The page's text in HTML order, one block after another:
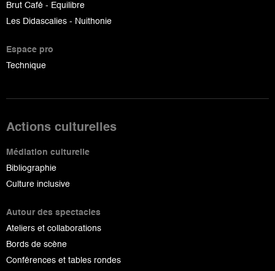
Brut Café - Equilibre
Les Didascalies - Nuithonie
Espace pro
Technique
Actions culturelles
Médiation culturelle
Bibliographie
Culture inclusive
Autour des spectacles
Ateliers et collaborations
Bords de scène
Conférences et tables rondes